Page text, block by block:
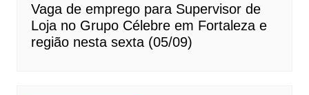
Vaga de emprego para Supervisor de
Loja no Grupo Célebre em Fortaleza e
região nesta sexta (05/09)